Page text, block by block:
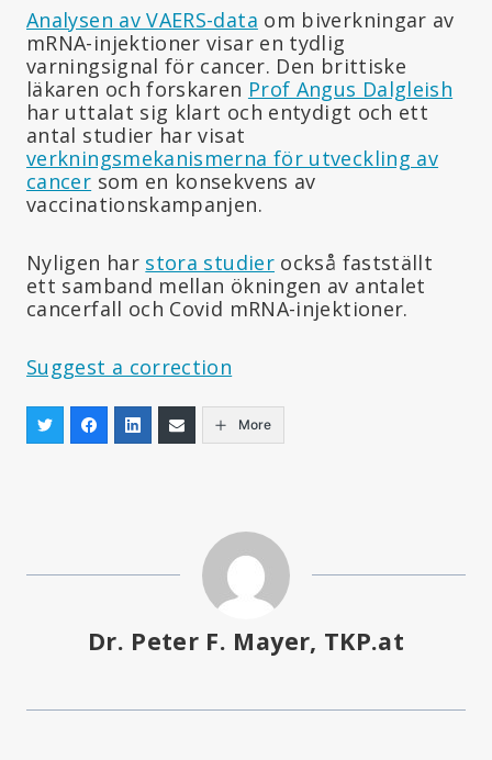
Analysen av VAERS-data om biverkningar av
mRNA-injektioner visar en tydlig
varningsignal för cancer. Den brittiske
läkaren och forskaren Prof Angus Dalgleish
har uttalat sig klart och entydigt och ett
antal studier har visat
verkningsmekanismerna för utveckling av
cancer som en konsekvens av
vaccinationskampanjen.
Nyligen har stora studier också fastställt
ett samband mellan ökningen av antalet
cancerfall och Covid mRNA-injektioner.
Suggest a correction
More
Dr. Peter F. Mayer, TKP.at